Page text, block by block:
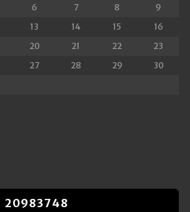
6 7 8
9
13 14 15
16
20 21 22
23
27 28 29
30
20983748